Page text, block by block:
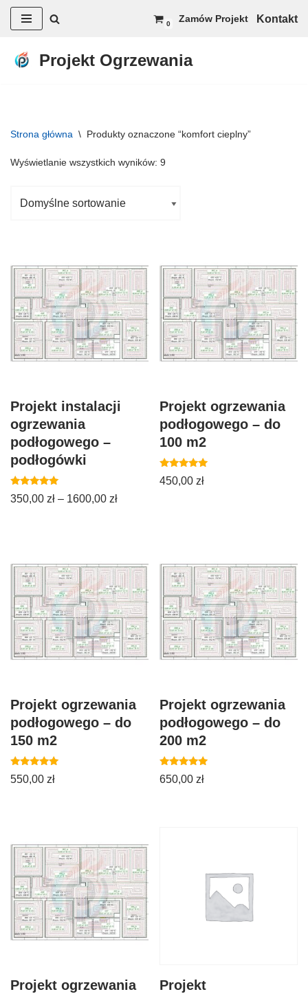
do
0 Zamów Projekt Kontakt
Projekt Ogrzewania
Strona główna \ Produkty oznaczone “komfort cieplny”
Wyświetlanie wszystkich wyników: 9
Projekt instalacji
ogrzewania
podłogowego –
podłogówki
Oceniono
4.94
350,00 zł – 1600,00 zł
Projekt ogrzewania
podłogowego – do
100 m2
Oceniono
5.00
450,00zł
Projekt ogrzewania
podłogowego – do
150 m2
Oceniono
5.00
550,00 zł
Projekt ogrzewania
podłogowego – do
200 m2
Oceniono
5.00
650,00zł
Projekt ogrzewania
Projekt